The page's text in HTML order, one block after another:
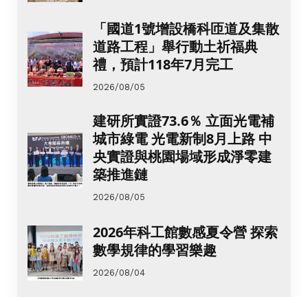
「國道1號增設橋科匝道及集散
道路工程」舉行動土祈福典
禮，預計118年7月完工
2026/08/05
建研所實證73.6％ 立面光電補
城市綠電 光電新制8月上路 中
央實證與桃園場域形成淨零建
築推進鏈
2026/08/05
2026年科工館數感夏令營 探索
數學規律的學習樂趣
2026/08/04